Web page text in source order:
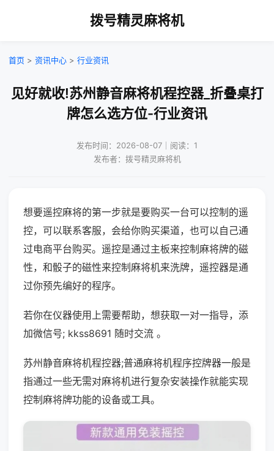
拨号精灵麻将机
首页 > 资讯中心 > 行业资讯
见好就收!苏州静音麻将机程控器_折叠桌打
牌怎么选方位-行业资讯
发布时间：2026-08-07｜阅读：1
发布者：拨号精灵麻将机
想要遥控麻将的第一步就是要购买一台可以控制的遥
控，可以联系客服，会给你购买渠道，也可以自己通
过电商平台购买。遥控是通过主板来控制麻将牌的磁
性，和骰子的磁性来控制麻将机来洗牌，遥控器是通
过你预先编好的程序。
若你在仪器使用上需要帮助，想获取一对一指导，添
加微信号; kkss8691 随时交流 。
苏州静音麻将机程控器;普通麻将机程序控牌器一般是
指通过一些无需对麻将机进行复杂安装操作就能实现
控制麻将牌功能的设备或工具。